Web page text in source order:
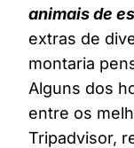
animais de
extras de
montaria
Alguns dos
entre os
Tripadvisor,